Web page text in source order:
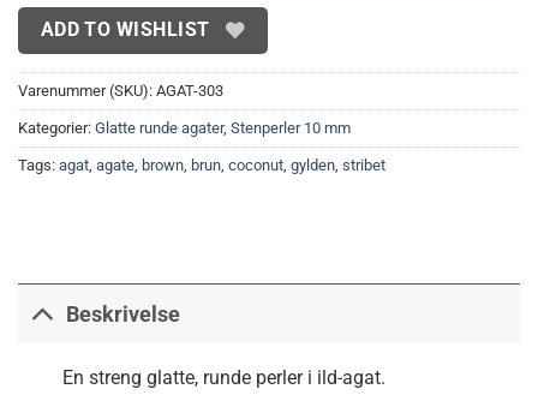
ADD TO WISHLIST
Varenummer (SKU): AGAT-303
Kategorier: Glatte runde agater, Stenperler 10 mm
Tags: agat, agate, brown, brun, coconut, gylden, stribet
Beskrivelse
En streng glatte, runde perler i ild-agat.